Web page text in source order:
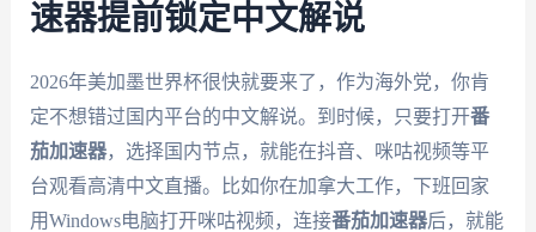
速器提前锁定中文解说
2026年美加墨世界杯很快就要来了，作为海外党，你肯
定不想错过国内平台的中文解说。到时候，只要打开番
茄加速器，选择国内节点，就能在抖音、咪咕视频等平
台观看高清中文直播。比如你在加拿大工作，下班回家
用Windows电脑打开咪咕视频，连接番茄加速器后，就能